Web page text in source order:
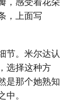
，上面写
节。米尔达认
选择这种方
是那个她熟知
。